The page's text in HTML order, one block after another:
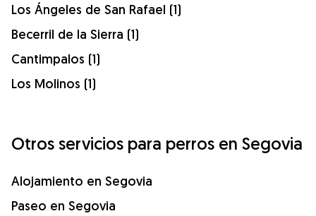
Los Ángeles de San Rafael (1)
Becerril de la Sierra (1)
Cantimpalos (1)
Los Molinos (1)
Otros servicios para perros en Segovia
Alojamiento en Segovia
Paseo en Segovia